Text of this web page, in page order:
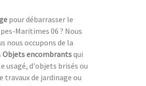
pour débarrasser le
Maritimes 06 ? Nous
nous occupons de la
Objets encombrantsqui
usagé, d'objets brisés ou
travaux de jardinage ou